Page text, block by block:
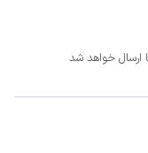
ارسال خواهد شد